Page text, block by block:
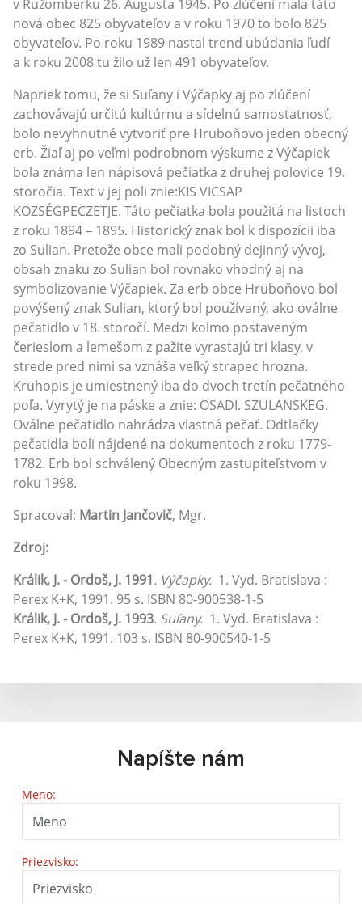
v Ružomberku 26. Augusta 1945. Po zlúčení mala táto
nová obec 825 obyvateľov a v roku 1970 to bolo 825
obyvateľov. Po roku 1989 nastal trend ubúdania ľudí
a k roku 2008 tu žilo už len 491 obyvateľov.
Napriek tomu, že si Suľany i Výčapky aj po zlúčení
zachovávajú určitú kultúrnu a sídelnú samostatnosť,
bolo nevyhnutné vytvoriť pre Hruboňovo jeden obecný
erb. Žiaľ aj po veľmi podrobnom výskume z Výčapiek
bola známa len nápisová pečiatka z druhej polovice 19.
storočia. Text v jej poli znie:KIS VICSAP
KOZSÉGPECZETJE. Táto pečiatka bola použitá na listoch
z roku 1894 – 1895. Historický znak bol k dispozícii iba
zo Sulian. Pretože obce mali podobný dejinný vývoj,
obsah znaku zo Sulian bol rovnako vhodný aj na
symbolizovanie Výčapiek. Za erb obce Hruboňovo bol
povýšený znak Sulian, ktorý bol používaný, ako oválne
pečatidlo v 18. storočí. Medzi kolmo postaveným
čerieslom a lemešom z pažite vyrastajú tri klasy, v
strede pred nimi sa vznáša veľký strapec hrozna.
Kruhopis je umiestnený iba do dvoch tretín pečatného
poľa. Vyrytý je na páske a znie: OSADI. SZULANSKEG.
Oválne pečatidlo nahrádza vlastná pečať. Odtlačky
pečatidla boli nájdené na dokumentoch z roku 1779-
1782. Erb bol schválený Obecným zastupiteľstvom v
roku 1998.
Spracoval: Martin Jančovič, Mgr.
Zdroj:
Králik, J. - Ordoš, J. 1991. Výčapky. 1. Vyd. Bratislava :
Perex K+K, 1991. 95 s. ISBN 80-900538-1-5
Králik, J. - Ordoš, J. 1993. Suľany. 1. Vyd. Bratislava :
Perex K+K, 1991. 103 s. ISBN 80-900540-1-5
Napíšte nám
Meno:
Priezvisko: